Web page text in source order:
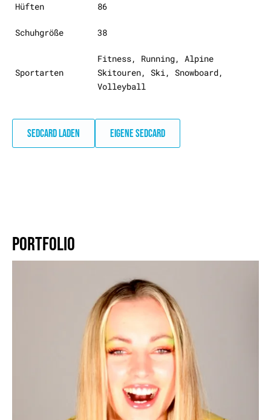
Hüften 86
Schuhgröße 38
Sportarten
Fitness, Running, Alpine
Skitouren, Ski, Snowboard,
Volleyball
SEDCARD LADEN EIGENE SEDCARD
PORTFOLIO